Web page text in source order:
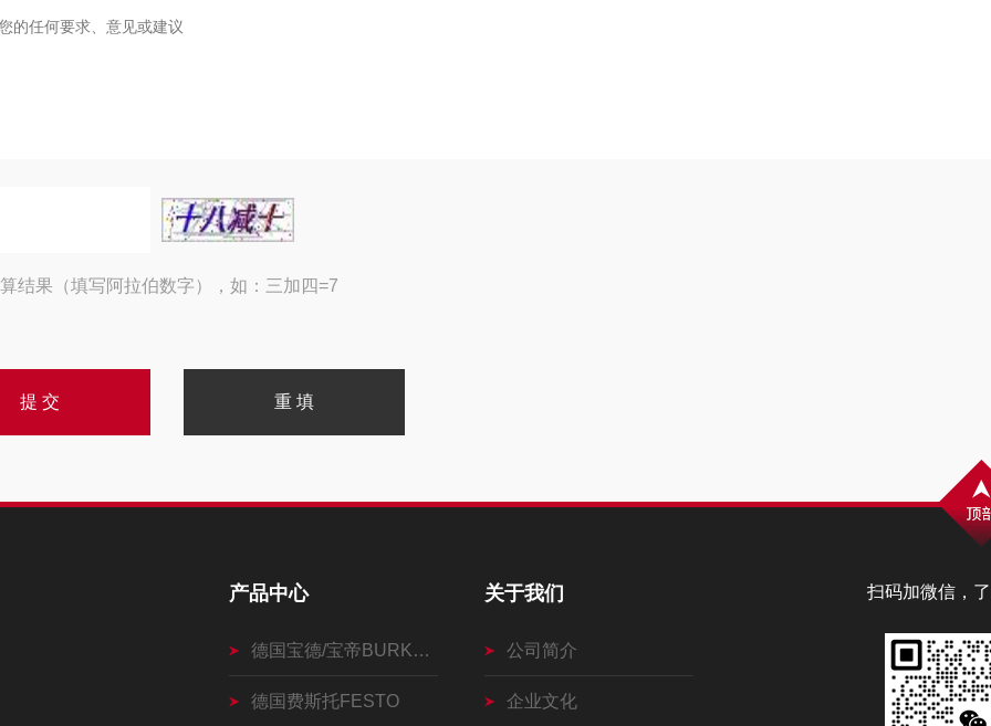
结果（填写阿拉伯数字），如：三加四=7
扫码加微信，
产品中心
德国宝德/宝帝BURKERT
德国费斯托FESTO
关于我们
公司简介
企业文化